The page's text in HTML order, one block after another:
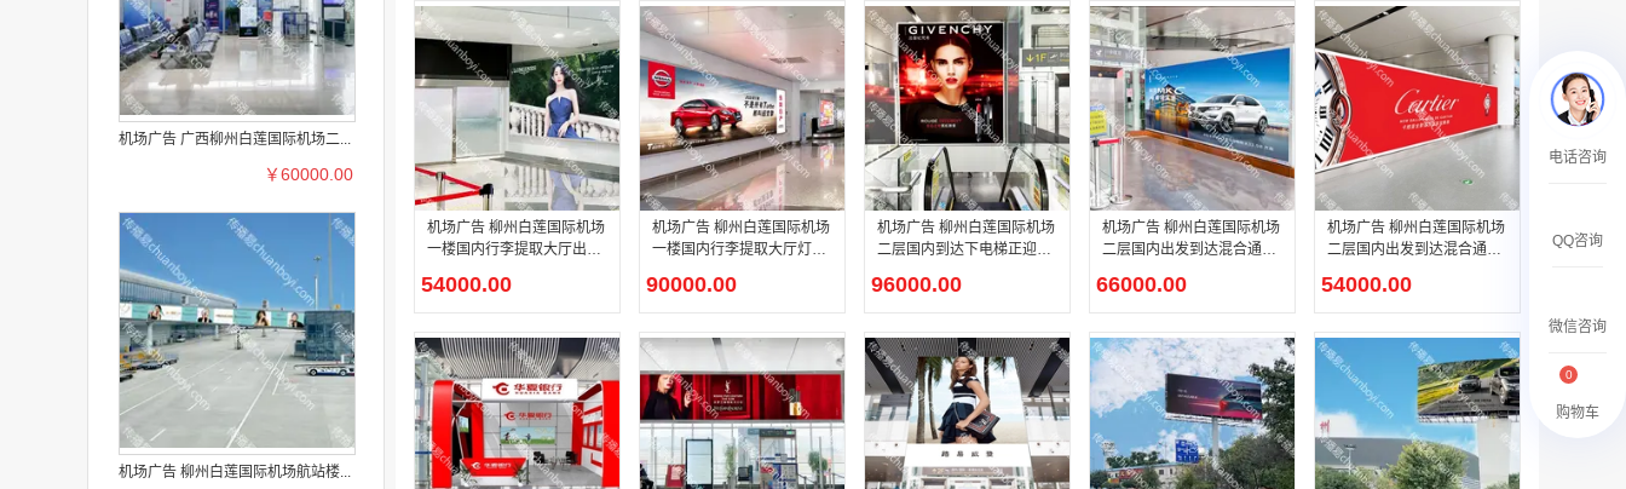
腾讯新闻APP开屏广告_刊例价25折
￥1590000.00
机场广告 广西柳州白莲国际机场二...
￥60000.00
机场广告 柳州白莲国际机场航站楼...
机场广告 柳州白莲国际机场
一楼国内行李提取大厅出口
54000.00
机场广告 柳州白莲国际机场
一楼国内行李提取大厅灯箱
90000.00
机场广告 柳州白莲国际机场
二层国内到达下电梯正迎面
96000.00
机场广告 柳州白莲国际机场
二层国内出发到达混合通廊
66000.00
机场广告 柳州白莲国际机场
二层国内出发到达混合通廊
54000.00
电话咨询
QQ咨询
微信咨询
购物车
0